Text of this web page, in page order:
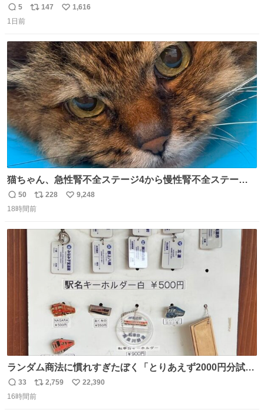
（日向坂46）はマリサポだったのですね。 カメラ目線でに
っこりしていただいたので撮影したものの、全然誰だか知
ます！！
返
信
5
リ
ト
数
147
い
数
1,616
1日前
猫ちゃん、急性腎不全ステージ4から慢性腎不全ステージ2
になりました😭点滴も週一で大丈夫になった… このままだ
と2、3日持たないって言われたのが嘘みたい…本当に嬉し
道泣きながら歩いてたら向こうから来た人にすごい顔され
返
信
50
リ
ポ
228
い
数
9,248
18時間前
ランダム商法に慣れすぎたぼく「とりあえず2000円分試し
てみるか…」 駅員さん「どれが欲しいの？」 ぼく「えっ
良いんですか？」 駅員さん「何が…？？」 やっぱランダム
返
信
33
リ
ポ
2,759
い
22,390
16時間前